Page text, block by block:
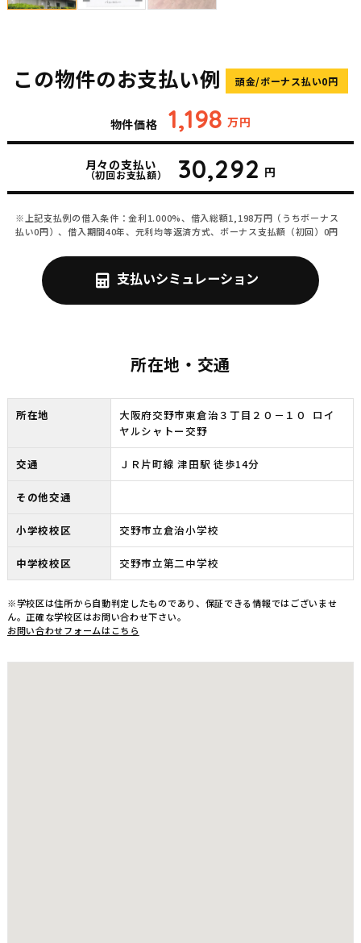
この物件のお支払い例 頭金/ボーナス払い0円
物件価格 1,198 万円
月々の支払い
（初回お支払額） 30,292 円
※上記支払例の借入条件：金利1.000%、借入総額1,198万円（うちボーナス
払い0円）、借入期間40年、元利均等返済方式、ボーナス支払額（初回）0円
支払いシミュレーション
所在地・交通
所在地
大阪府交野市東倉治３丁目２０－１０ ロイ
ヤルシャトー交野
交通 ＪＲ片町線 津田駅 徒歩14分
その他交通
小学校校区 交野市立倉治小学校
中学校校区 交野市立第二中学校
※学校区は住所から自動判定したものであり、保証できる情報ではございませ
ん。正確な学校区はお問い合わせ下さい。
お問い合わせフォームはこちら